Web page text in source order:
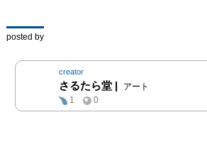
posted by
creator
さるたら堂 |
アート
1
0